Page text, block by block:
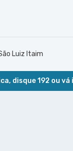
Luiz Itaim
disque 192 ou